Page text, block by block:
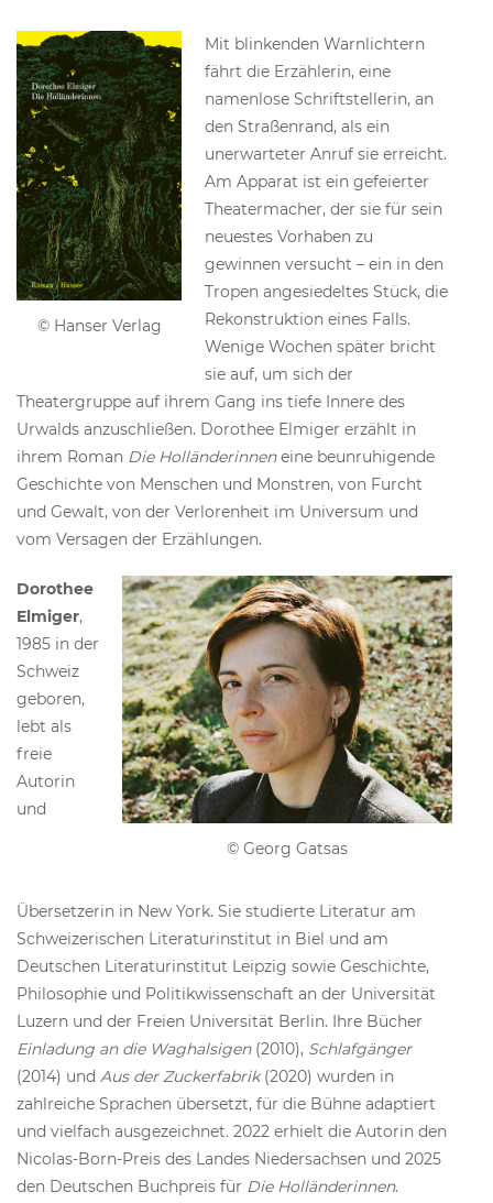
© Hanser Verlag
Mit blinkenden Warnlichtern
fährt die Erzählerin, eine
namenlose Schriftstellerin, an
den Straßenrand, als ein
unerwarteter Anruf sie erreicht.
Am Apparat ist ein gefeierter
Theatermacher, der sie für sein
neuestes Vorhaben zu
gewinnen versucht – ein in den
Tropen angesiedeltes Stück, die
Rekonstruktion eines Falls.
Wenige Wochen später bricht
sie auf, um sich der
Theatergruppe auf ihrem Gang ins tiefe Innere des
Urwalds anzuschließen. Dorothee Elmiger erzählt in
ihrem Roman Die Holländerinneneine beunruhigende
Geschichte von Menschen und Monstren, von Furcht
und Gewalt, von der Verlorenheit im Universum und
vom Versagen der Erzählungen.
© Georg Gatsas
Dorothee
Elmiger,
1985 in der
Schweiz
geboren,
lebt als
freie
Autorin
und
Übersetzerin in New York. Sie studierte Literatur am
Schweizerischen Literaturinstitut in Biel und am
Deutschen Literaturinstitut Leipzig sowie Geschichte,
Philosophie und Politikwissenschaft an der Universität
Luzern und der Freien Universität Berlin. Ihre Bücher
Einladung an die Waghalsigen(2010), Schlafgänger
(2014) und Aus der Zuckerfabrik(2020) wurden in
zahlreiche Sprachen übersetzt, für die Bühne adaptiert
und vielfach ausgezeichnet. 2022 erhielt die Autorin den
Nicolas-Born-Preis des Landes Niedersachsen und 2025
den Deutschen Buchpreis für Die Holländerinnen.